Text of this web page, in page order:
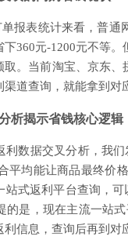
单报表统计来看，普
下360元-1200元不等
。当前淘宝、京东、
道查询，就能拿到对
析揭示省钱核心逻辑
利数据交叉分析，我
平均能让商品最终价
站式返利平台查询，
的是，现在主流一站
信息，查询后再到对